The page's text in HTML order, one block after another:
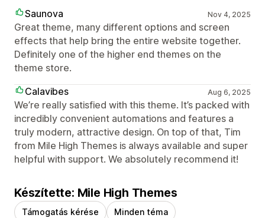
Saunova Nov 4, 2025
Great theme, many different options and screen
effects that help bring the entire website together.
Definitely one of the higher end themes on the
theme store.
Calavibes
Aug 6, 2025
We’re really satisfied with this theme. It’s packed with
incredibly convenient automations and features a
truly modern, attractive design. On top of that, Tim
from Mile High Themes is always available and super
helpful with support. We absolutely recommend it!
Készítette: Mile High Themes
Támogatás kérése Minden téma